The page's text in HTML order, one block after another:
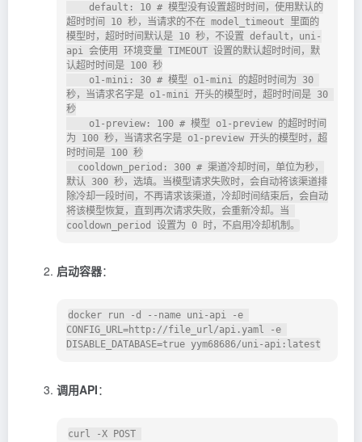
超时时间 10 秒，当请求的不在 model_timeout 里面的
模型时，超时时间默认是 10 秒，不设置 default，uni-
api 会使用 环境变量 TIMEOUT 设置的默认超时时间，默
认超时时间是 100 秒
秒，当请求名字是 o1-mini 开头的模型时，超时时间是 30
秒
为 100 秒，当请求名字是 o1-preview 开头的模型时，超
时时间是 100 秒
默认 300 秒，选填。当模型请求失败时，会自动将该渠道排
除冷却一段时间，不再请求该渠道，冷却时间结束后，会自动
将该模型恢复，直到再次请求失败，会重新冷却。当
启动容器：
docker run -d --name uni-api -e
CONFIG_URL=http://file_url/api.yaml -e
调用API：
curl -X POST